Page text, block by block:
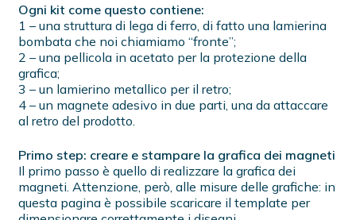
Ogni kit come questo contiene:
1 – una struttura di lega di ferro, di fatto una lamierina
bombata che noi chiamiamo “fronte”;
2 – una pellicola in acetato per la protezione della
grafica;
3 – un lamierino metallico per il retro;
4 – un magnete adesivo in due parti, una da attaccare
al retro del prodotto.
Primo step: creare e stampare la grafica dei magneti
Il primo passo è quello di realizzare la grafica dei
magneti. Attenzione, però, alle misure delle grafiche: in
questa pagina è possibile scaricare il template per